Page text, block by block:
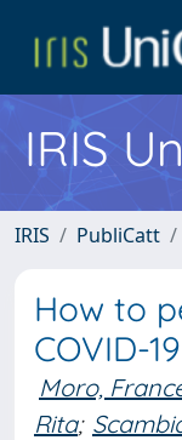
IRIS
IRIS PubliCatt
How to
COVID-19
Moro,
Rita;